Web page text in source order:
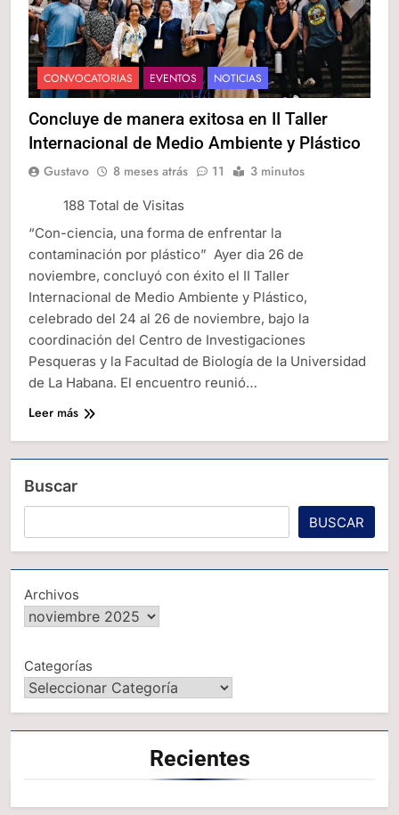
CONVOCATORIAS EVENTOS NOTICIAS
Concluye de manera exitosa en II Taller
Internacional de Medio Ambiente y Plástico
Gustavo 8 meses atrás 11 3 minutos
188 Total de Visitas
“Con-ciencia, una forma de enfrentar la
contaminación por plástico” Ayer dia 26 de
noviembre, concluyó con éxito el II Taller
Internacional de Medio Ambiente y Plástico,
celebrado del 24 al 26 de noviembre, bajo la
coordinación del Centro de Investigaciones
Pesqueras y la Facultad de Biología de la Universidad
de La Habana. El encuentro reunió…
Leer más
Buscar
BUSCAR
Archivos
Categorías
Recientes